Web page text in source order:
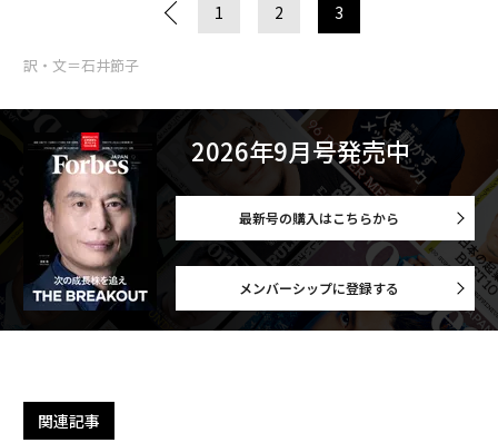
1 2 3
訳・文＝石井節子
2026年9月号発売中
最新号の購入はこちらから
メンバーシップに登録する
関連記事